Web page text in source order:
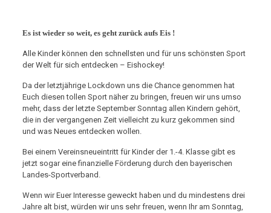
Es ist wieder so weit, es geht zurück aufs Eis !
Alle Kinder können den schnellsten und für uns schönsten Sport
der Welt für sich entdecken – Eishockey!
Da der letztjährige Lockdown uns die Chance genommen hat
Euch diesen tollen Sport näher zu bringen, freuen wir uns umso
mehr, dass der letzte September Sonntag allen Kindern gehört,
die in der vergangenen Zeit vielleicht zu kurz gekommen sind
und was Neues entdecken wollen.
Bei einem Vereinsneueintritt für Kinder der 1.-4. Klasse gibt es
jetzt sogar eine finanzielle Förderung durch den bayerischen
Landes-Sportverband.
Wenn wir Euer Interesse geweckt haben und du mindestens drei
Jahre alt bist, würden wir uns sehr freuen, wenn Ihr am Sonntag,